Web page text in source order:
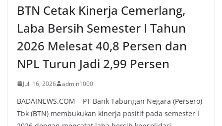
BTN Cetak Kinerja Cemerlang,
Laba Bersih Semester I Tahun
2026 Melesat 40,8 Persen dan
NPL Turun Jadi 2,99 Persen
Juli 16, 2026 admin1000
BADAINEWS.COM – PT Bank Tabungan Negara (Persero)
Tbk (BTN) membukukan kinerja positif pada semester I